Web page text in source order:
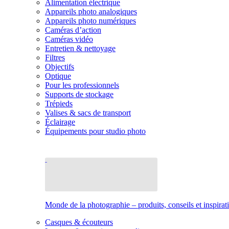
Alimentation électrique
Appareils photo analogiques
Appareils photo numériques
Caméras d’action
Caméras vidéo
Entretien & nettoyage
Filtres
Objectifs
Optique
Pour les professionnels
Supports de stockage
Trépieds
Valises & sacs de transport
Éclairage
Équipements pour studio photo
Monde de la photographie – produits, conseils et
Casques & écouteurs